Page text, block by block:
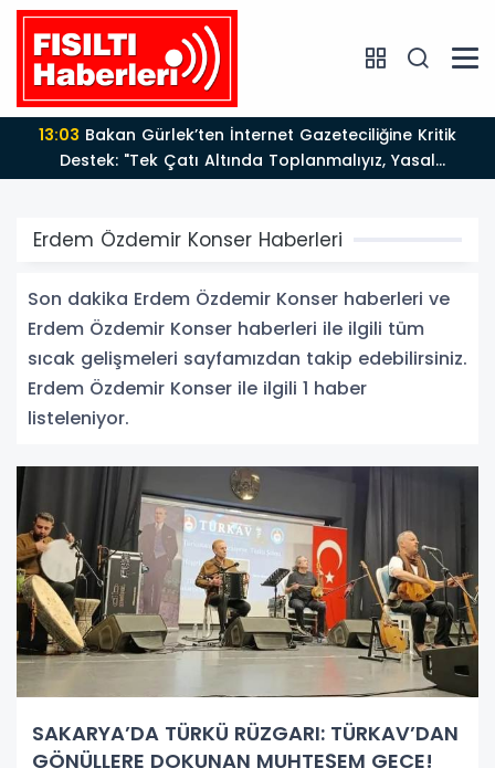
13:03
Destek: "Tek Çatı Altında Toplanmalıyız, Yasal
Düzenlemeye Hazırız"
Erdem Özdemir Konser Haberleri
Son dakika Erdem Özdemir Konser haberleri ve
Erdem Özdemir Konser haberleri ile ilgili tüm
sıcak gelişmeleri sayfamızdan takip edebilirsiniz.
Erdem Özdemir Konser ile ilgili 1 haber
listeleniyor.
SAKARYA’DA TÜRKÜ RÜZGARI: TÜRKAV’DAN
GÖNÜLLERE DOKUNAN MUHTEŞEM GECE!